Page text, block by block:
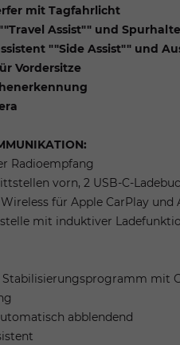
mit Tagfahrlicht
Assist"" und
""Side Assist"" und
Vordersitze
Radioempfang
vorn, 2 USB-C-
für Apple CarPlay und
mit induktiver
Stabilisierungsprogramm mit
abblendend